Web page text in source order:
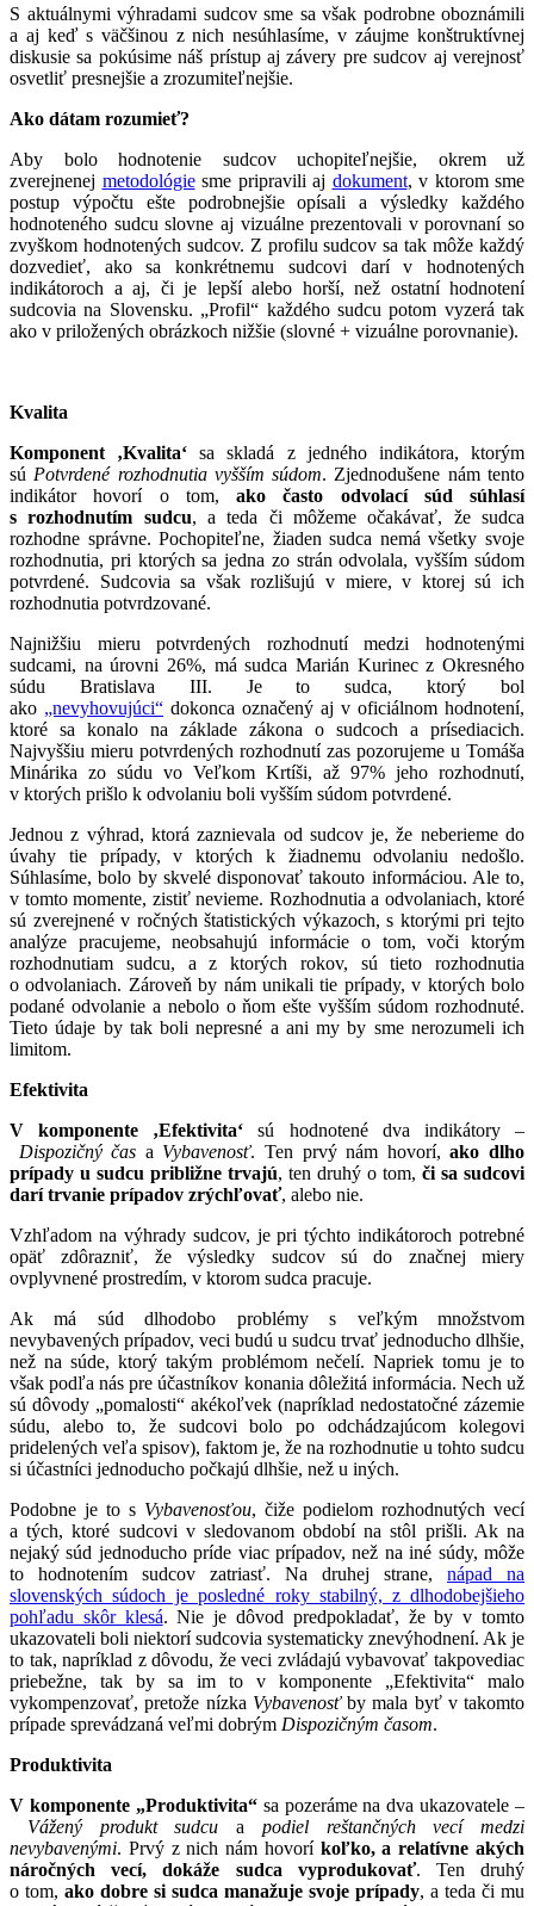
S aktuálnymi výhradami sudcov sme sa však podrobne oboznámili
a aj keď s väčšinou z nich nesúhlasíme, v záujme konštruktívnej
diskusie sa pokúsime náš prístup aj závery pre sudcov aj verejnosť
osvetliť presnejšie a zrozumiteľnejšie.
Ako dátam rozumieť?
Aby bolo hodnotenie sudcov uchopiteľnejšie, okrem už
zverejnenej metodológiesme pripravili aj dokument, v ktorom sme
postup výpočtu ešte podrobnejšie opísali a výsledky každého
hodnoteného sudcu slovne aj vizuálne prezentovali v porovnaní so
zvyškom hodnotených sudcov. Z profilu sudcov sa tak môže každý
dozvedieť, ako sa konkrétnemu sudcovi darí v hodnotených
indikátoroch a aj, či je lepší alebo horší, než ostatní hodnotení
sudcovia na Slovensku. „Profil“ každého sudcu potom vyzerá tak
ako v priložených obrázkoch nižšie (slovné + vizuálne porovnanie).
Kvalita
Komponent ‚Kvalita‘ sa skladá z jedného indikátora, ktorým
sú Potvrdené rozhodnutia vyšším súdom. Zjednodušene nám tento
indikátor hovorí o tom, ako často odvolací súd súhlasí
s rozhodnutím sudcu, a teda či môžeme očakávať, že sudca
rozhodne správne. Pochopiteľne, žiaden sudca nemá všetky svoje
rozhodnutia, pri ktorých sa jedna zo strán odvolala, vyšším súdom
potvrdené. Sudcovia sa však rozlišujú v miere, v ktorej sú ich
rozhodnutia potvrdzované.
Najnižšiu mieru potvrdených rozhodnutí medzi hodnotenými
sudcami, na úrovni 26%, má sudca Marián Kurinec z Okresného
súdu Bratislava III. Je to sudca, ktorý bol
ako „nevyhovujúci“ dokonca označený aj v oficiálnom hodnotení,
ktoré sa konalo na základe zákona o sudcoch a prísediacich.
Najvyššiu mieru potvrdených rozhodnutí zas pozorujeme u Tomáša
Minárika zo súdu vo Veľkom Krtíši, až 97% jeho rozhodnutí,
v ktorých prišlo k odvolaniu boli vyšším súdom potvrdené.
Jednou z výhrad, ktorá zaznievala od sudcov je, že neberieme do
úvahy tie prípady, v ktorých k žiadnemu odvolaniu nedošlo.
Súhlasíme, bolo by skvelé disponovať takouto informáciou. Ale to,
v tomto momente, zistiť nevieme. Rozhodnutia a odvolaniach, ktoré
sú zverejnené v ročných štatistických výkazoch, s ktorými pri tejto
analýze pracujeme, neobsahujú informácie o tom, voči ktorým
rozhodnutiam sudcu, a z ktorých rokov, sú tieto rozhodnutia
o odvolaniach. Zároveň by nám unikali tie prípady, v ktorých bolo
podané odvolanie a nebolo o ňom ešte vyšším súdom rozhodnuté.
Tieto údaje by tak boli nepresné a ani my by sme nerozumeli ich
limitom.
Efektivita
V komponente ‚Efektivita‘ sú hodnotené dva indikátory –
Dispozičný čas a Vybavenosť. Ten prvý nám hovorí,ako dlho
prípady u sudcu približne trvajú, ten druhý o tom, či sa sudcovi
darí trvanie prípadov zrýchľovať, alebo nie.
Vzhľadom na výhrady sudcov, je pri týchto indikátoroch potrebné
opäť zdôrazniť, že výsledky sudcov sú do značnej miery
ovplyvnené prostredím, v ktorom sudca pracuje.
Ak má súd dlhodobo problémy s veľkým množstvom
nevybavených prípadov, veci budú u sudcu trvať jednoducho dlhšie,
než na súde, ktorý takým problémom nečelí. Napriek tomu je to
však podľa nás pre účastníkov konania dôležitá informácia. Nech už
sú dôvody „pomalosti“ akékoľvek (napríklad nedostatočné zázemie
súdu, alebo to, že sudcovi bolo po odchádzajúcom kolegovi
pridelených veľa spisov), faktom je, že na rozhodnutie u tohto sudcu
si účastníci jednoducho počkajú dlhšie, než u iných.
Podobne je to s Vybavenosťou, čiže podielom rozhodnutých vecí
a tých, ktoré sudcovi v sledovanom období na stôl prišli. Ak na
nejaký súd jednoducho príde viac prípadov, než na iné súdy, môže
to hodnotením sudcov zatriasť. Na druhej strane, nápad na
slovenských súdoch je posledné roky stabilný, z dlhodobejšieho
pohľadu skôr klesá. Nie je dôvod predpokladať, že by v tomto
ukazovateli boli niektorí sudcovia systematicky znevýhodnení. Ak je
to tak, napríklad z dôvodu, že veci zvládajú vybavovať takpovediac
priebežne, tak by sa im to v komponente „Efektivita“ malo
vykompenzovať, pretože nízka Vybavenosť by mala byť v takomto
prípade sprevádzaná veľmi dobrým Dispozičným časom.
Produktivita
V komponente „Produktivita“sa pozeráme na dva ukazovatele –
Vážený produkt sudcu a podiel reštančných vecí medzi
nevybavenými. Prvý z nich nám hovorí koľko, a relatívne akých
náročných vecí, dokáže sudca vyprodukovať. Ten druhý
o tom, ako dobre si sudca manažuje svoje prípady, a teda či mu